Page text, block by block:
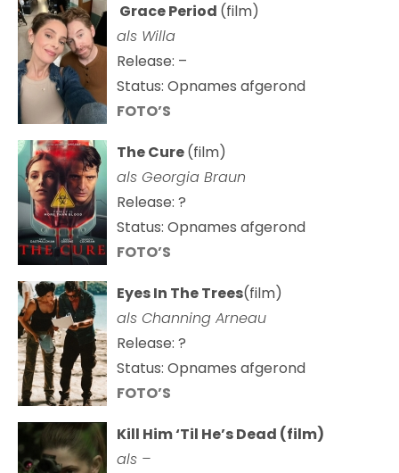
Grace Period (film)
als Willa
Release: –
Status: Opnames afgerond
FOTO’S
The Cure(film)
als Georgia Braun
Release: ?
Status: Opnames afgerond
FOTO’S
Eyes In The Trees(film)
als Channing Arneau
Release: ?
Status: Opnames afgerond
FOTO’S
Kill Him ‘Til He’s Dead (film)
als –